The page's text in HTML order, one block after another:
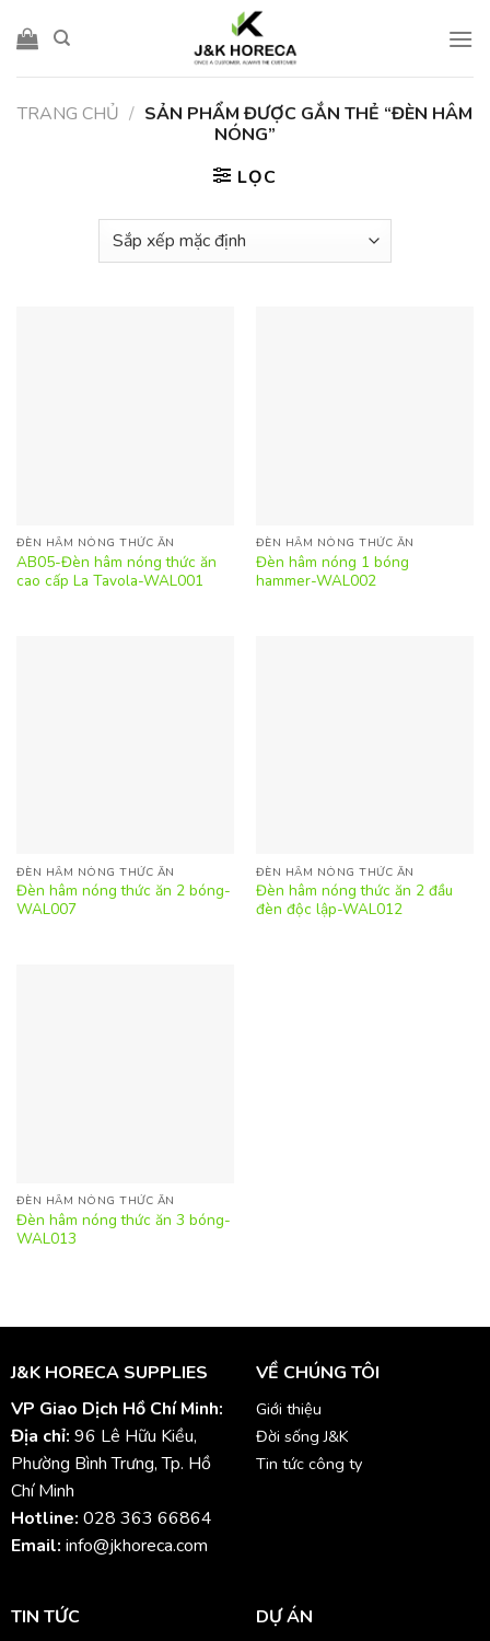
TRANG CHỦ / SẢN PHẨM ĐƯỢC GẮN THẺ “ĐÈN HÂM
NÓNG”
LỌC
ĐÈN HÂM NÓNG THỨC ĂN
AB05-Đèn hâm nóng thức ăn
cao cấp La Tavola-WAL001
ĐÈN HÂM NÓNG THỨC ĂN
Đèn hâm nóng 1 bóng
hammer-WAL002
ĐÈN HÂM NÓNG THỨC ĂN
Đèn hâm nóng thức ăn 2 bóng-
WAL007
ĐÈN HÂM NÓNG THỨC ĂN
Đèn hâm nóng thức ăn 2 đầu
đèn độc lập-WAL012
ĐÈN HÂM NÓNG THỨC ĂN
Đèn hâm nóng thức ăn 3 bóng-
WAL013
J&K HORECA SUPPLIES
VP Giao Dịch Hồ Chí Minh:
Địa chỉ: 96 Lê Hữu Kiều,
Phường Bình Trưng, Tp. Hồ
Chí Minh
Hotline: 028 363 66864
Email: info@jkhoreca.com
VỀ CHÚNG TÔI
Giới thiệu
Đời sống J&K
Tin tức công ty
TIN TỨC DỰ ÁN